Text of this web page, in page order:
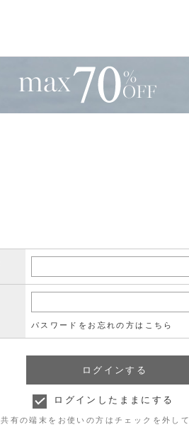
パスワードをお忘れの方はこちら
ログインしたままにする
共有の端末をお使いの方はチェックを外し